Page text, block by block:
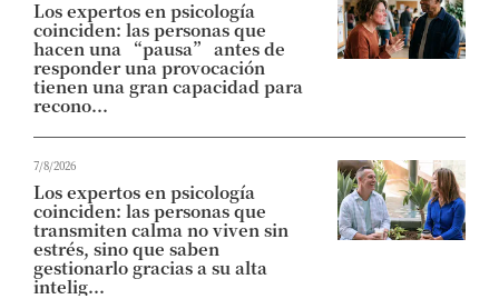
Los expertos en psicología
coinciden: las personas que
hacen una “pausa” antes de
responder una provocación
tienen una gran capacidad para
recono...
7/8/2026
Los expertos en psicología
coinciden: las personas que
transmiten calma no viven sin
estrés, sino que saben
gestionarlo gracias a su alta
intelig...